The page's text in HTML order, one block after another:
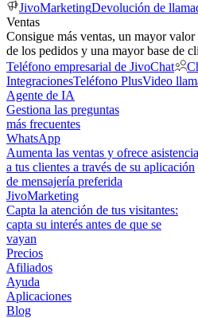
JivoMarketingDevolución de
Ventas
Consigue más ventas, un mayor valor
de los pedidos y una mayor base de
Teléfono empresarial de JivoChat
IntegracionesTeléfono PlusVideo
Agente de IA
Gestiona las preguntas
más frecuentes
WhatsApp
Aumenta las ventas y ofrece asistencia
a tus clientes a través de su aplicación
de mensajería preferida
JivoMarketing
Capta la atención de tus visitantes:
capta su interés antes de que se
vayan
Precios
Afiliados
Ayuda
Aplicaciones
Blog